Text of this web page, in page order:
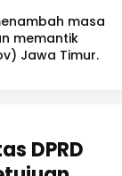
masa
memantik
Jawa Timur.
DPRD